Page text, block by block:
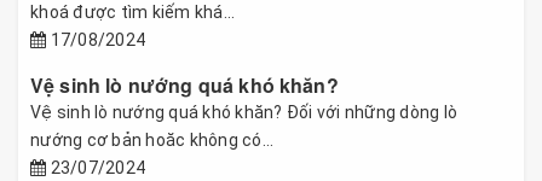
khoá được tìm kiếm khá...
17/08/2024
Vệ sinh lò nướng quá khó khăn?
Vệ sinh lò nướng quá khó khăn? Đối với những dòng lò
nướng cơ bản hoăc không có...
23/07/2024